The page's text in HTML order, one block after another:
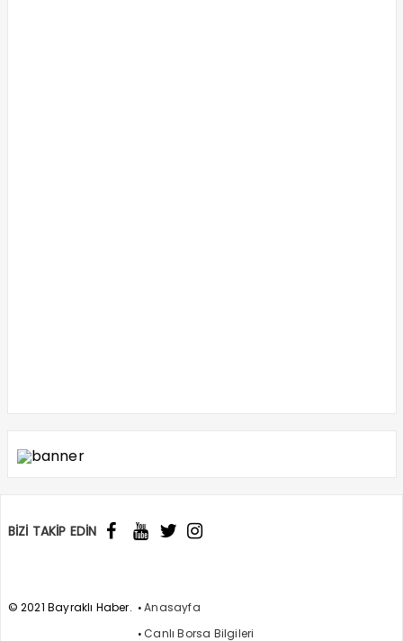
BİZİ TAKİP EDİN
© 2021 Bayraklı Haber.
Anasayfa
Canlı Borsa Bilgileri